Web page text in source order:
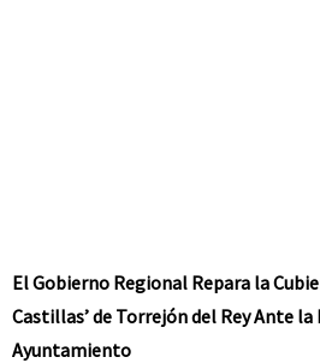
El Gobierno Regional Repara la
Castillas’ de Torrejón del Rey Ante
Ayuntamiento